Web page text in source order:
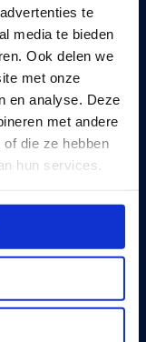
te
media te bieden
Ook delen we
met onze
en analyse. Deze
met andere
die ze hebben
hun services.
check. Binnen vier
Sport & Cultuur